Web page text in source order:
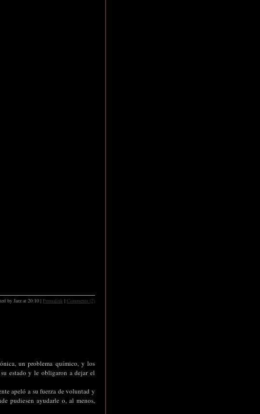
by Jazz at 20:10 | Permalink | Comments (2)
un problema químico, y los
estado y le obligaron a dejar el
apeló a su fuerza de voluntad y
pudiesen ayudarle o, al menos,